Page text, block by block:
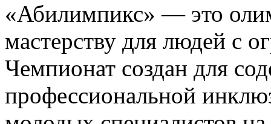
«Абилимпикс» — это
мастерству для людей с
Чемпионат создан для
профессиональной